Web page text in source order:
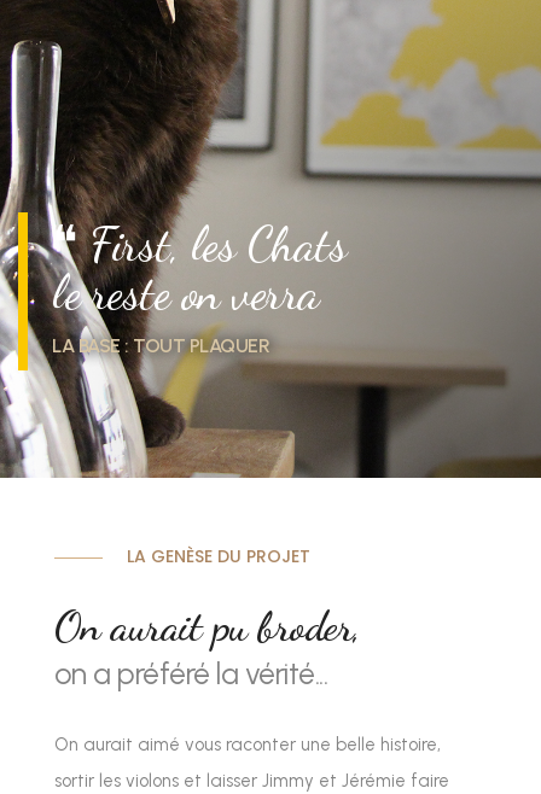
❝ First, les Chats
le reste on verra
LA BASE : TOUT PLAQUER
LA GENÈSE DU PROJET
On aurait pu broder,
on a préféré la vérité...
On aurait aimé vous raconter une belle histoire,
sortir les violons et laisser Jimmy et Jérémie faire